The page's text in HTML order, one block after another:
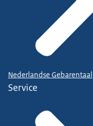
Nederlandse Gebarentaal
Service